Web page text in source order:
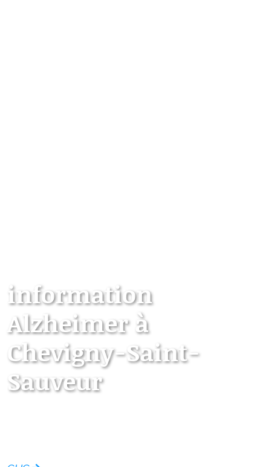
information
Alzheimer à
Chevigny-Saint-
Sauveur